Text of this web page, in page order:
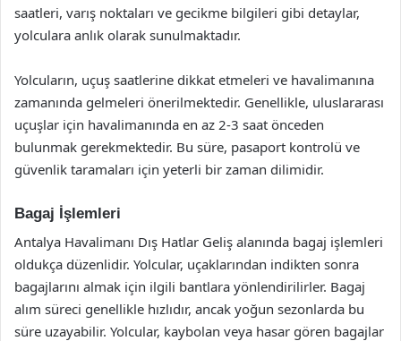
saatleri, varış noktaları ve gecikme bilgileri gibi detaylar,
yolculara anlık olarak sunulmaktadır.
Yolcuların, uçuş saatlerine dikkat etmeleri ve havalimanına
zamanında gelmeleri önerilmektedir. Genellikle, uluslararası
uçuşlar için havalimanında en az 2-3 saat önceden
bulunmak gerekmektedir. Bu süre, pasaport kontrolü ve
güvenlik taramaları için yeterli bir zaman dilimidir.
Bagaj İşlemleri
Antalya Havalimanı Dış Hatlar Geliş alanında bagaj işlemleri
oldukça düzenlidir. Yolcular, uçaklarından indikten sonra
bagajlarını almak için ilgili bantlara yönlendirilirler. Bagaj
alım süreci genellikle hızlıdır, ancak yoğun sezonlarda bu
süre uzayabilir. Yolcular, kaybolan veya hasar gören bagajlar